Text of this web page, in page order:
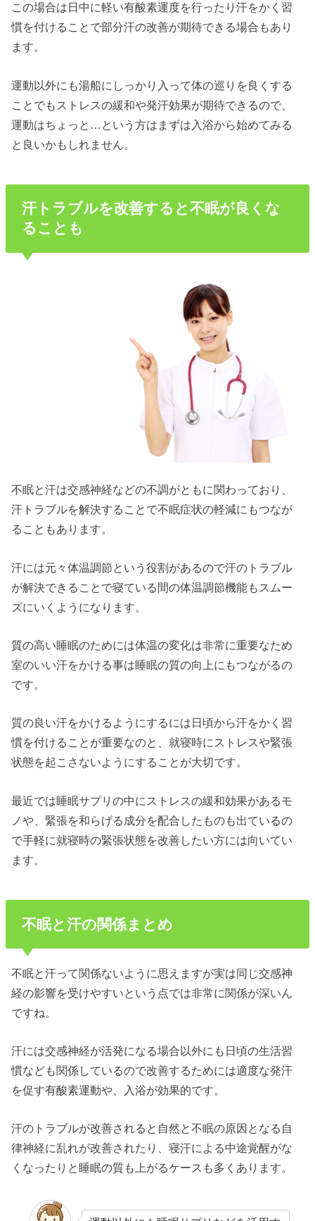
この場合は日中に軽い有酸素運度を行ったり汗をかく習
慣を付けることで部分汗の改善が期待できる場合もあり
ます。
運動以外にも湯船にしっかり入って体の巡りを良くする
ことでもストレスの緩和や発汗効果が期待できるので、
運動はちょっと…という方はまずは入浴から始めてみる
と良いかもしれません。
汗トラブルを改善すると不眠が良くな
ることも
不眠と汗は交感神経などの不調がともに関わっており、
汗トラブルを解決することで不眠症状の軽減にもつなが
ることもあります。
汗には元々体温調節という役割があるので汗のトラブル
が解決できることで寝ている間の体温調節機能もスムー
ズにいくようになります。
質の高い睡眠のためには体温の変化は非常に重要なため
室のいい汗をかける事は睡眠の質の向上にもつながるの
です。
質の良い汗をかけるようにするには日頃から汗をかく習
慣を付けることが重要なのと、就寝時にストレスや緊張
状態を起こさないようにすることが大切です。
最近では睡眠サプリの中にストレスの緩和効果があるモ
ノや、緊張を和らげる成分を配合したものも出ているの
で手軽に就寝時の緊張状態を改善したい方には向いてい
ます。
不眠と汗の関係まとめ
不眠と汗って関係ないように思えますが実は同じ交感神
経の影響を受けやすいという点では非常に関係が深いん
ですね。
汗には交感神経が活発になる場合以外にも日頃の生活習
慣なども関係しているので改善するためには適度な発汗
を促す有酸素運動や、入浴が効果的です。
汗のトラブルが改善されると自然と不眠の原因となる自
律神経に乱れが改善されたり、寝汗による中途覚醒がな
くなったりと睡眠の質も上がるケースも多くあります。